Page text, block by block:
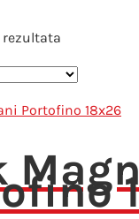
rezultata